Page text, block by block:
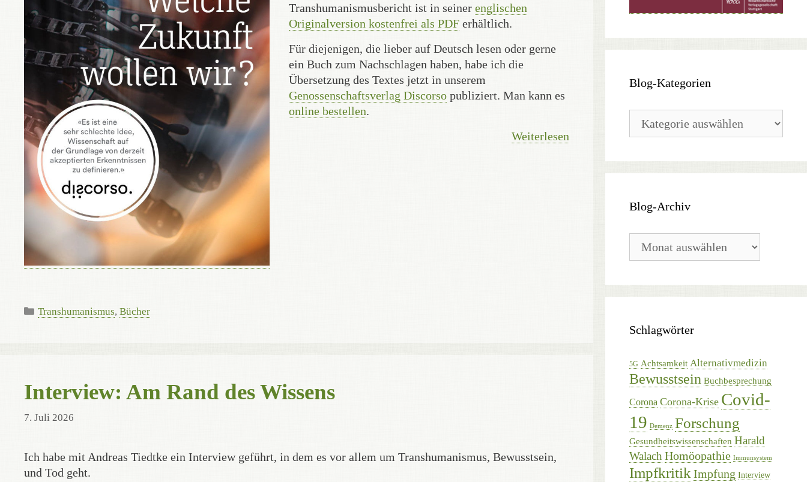
Transhumanismusbericht ist in seiner englischen
Originalversion kostenfrei als PDFerhältlich.
Für diejenigen, die lieber auf Deutsch lesen oder gerne
ein Buch zum Nachschlagen haben, habe ich die
Übersetzung des Textes jetzt in unserem
Genossenschaftsverlag Discorsopubliziert. Man kann es
online bestellen.
Weiterlesen
Kategorien
Transhumanismus,Bücher
Interview: Am Rand des Wissens
7. Juli 2026
Ich habe mit Andreas Tiedtke ein Interview geführt, in dem es vor allem um Transhumanismus, Bewusstsein,
und Tod geht.
Blog-Kategorien
Kategorien
Blog-Archiv
Archiv
Schlagwörter
5G Achtsamkeit Alternativmedizin
Bewusstsein Buchbesprechung
Corona Corona-Krise Covid-
19 Demenz Forschung
Gesundheitswissenschaften Harald
Walach Homöopathie Immunsystem
Impfkritik Impfung Interview